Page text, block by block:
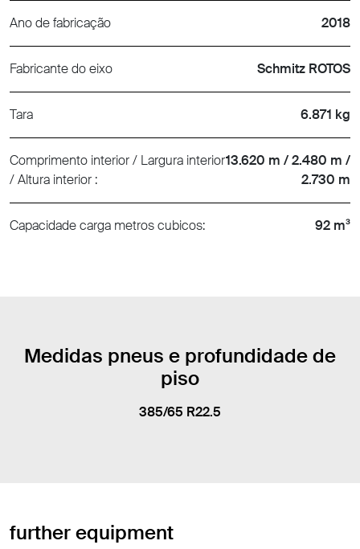
Ano de fabricação 2018
Fabricante do eixo Schmitz ROTOS
Tara 6.871 kg
Comprimento interior / Largura interior
/ Altura interior :
13.620 m / 2.480 m /
2.730 m
Capacidade carga metros cubicos: 92 m³
Medidas pneus e profundidade de
piso
385/65 R22.5
further equipment